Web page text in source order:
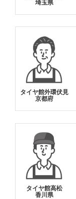
埼玉県
タイヤ館外環伏見
京都府
タイヤ館高松
香川県